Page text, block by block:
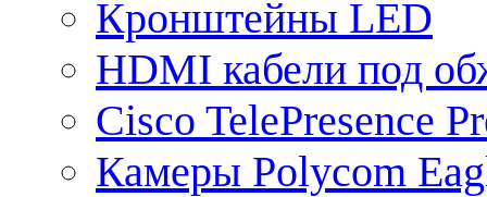
Кронштейны LED
HDMI кабели под
Cisco TelePresence
Камеры Polycom